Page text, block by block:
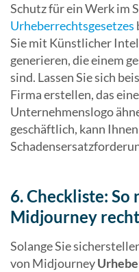
Schutz für ein Werk im
Urheberrechtsgesetzes
Sie mit Künstlicher
generieren, die einem
sind. Lassen Sie sich
Firma erstellen, das
Unternehmenslogo
geschäftlich, kann
6. Checkliste: So
Midjourney
Solange Sie
von Midjourney